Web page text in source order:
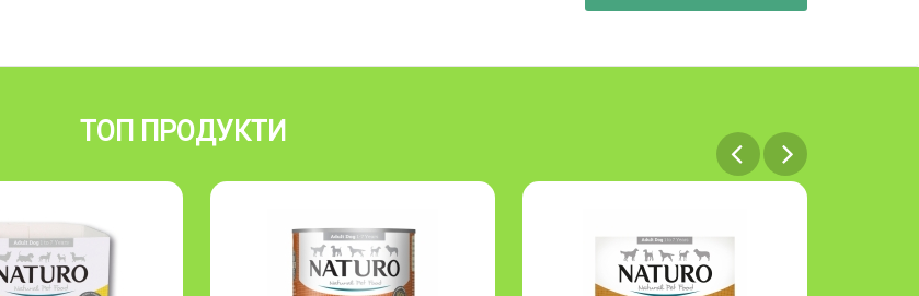
ТОП ПРОДУКТИ